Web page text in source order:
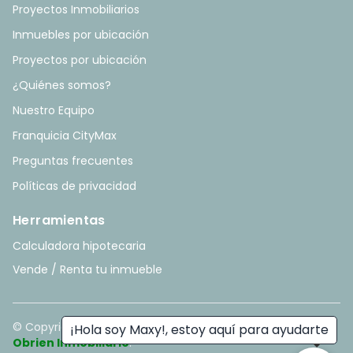
¡Hola soy Maxy!, estoy aquí para ayudarte
Proyectos Inmobiliarios
Inmuebles por ubicación
Proyectos por ubicación
¿Quiénes somos?
Nuestro Equipo
Franquicia CityMax
Preguntas frecuentes
Políticas de privacidad
Herramientas
Calculadora hipotecaria
Vende / Renta tu inmueble
© Copyright2026. All rights reserved. - Hecho con ❤️ por
Obrien Inmobiliario.